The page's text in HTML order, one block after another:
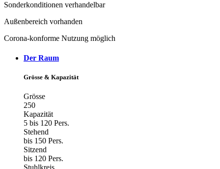
Sonderkonditionen verhandelbar
Außenbereich vorhanden
Corona-konforme Nutzung möglich
Der Raum
Grösse & Kapazität
Grösse
250
Kapazität
5 bis 120 Pers.
Stehend
bis 150 Pers.
Sitzend
bis 120 Pers.
Stuhlkreis